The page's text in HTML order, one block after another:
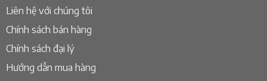
Liên hệ với chúng tôi
Chính sách bán hàng
Chính sách đại lý
Hướng dẫn mua hàng